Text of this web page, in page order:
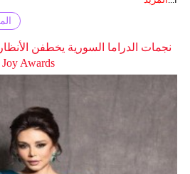
نجمات الدراما السورية يخطفن
Joy Awards